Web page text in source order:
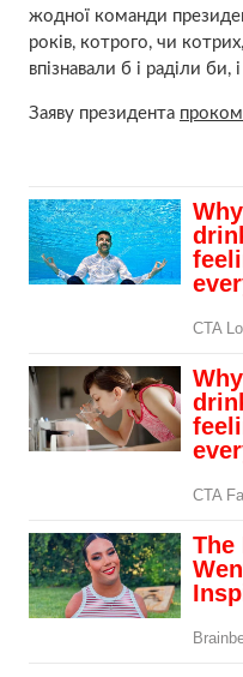
жодної команди
років, котрого, чи
впізнавали б і раділи би,
Заяву президента